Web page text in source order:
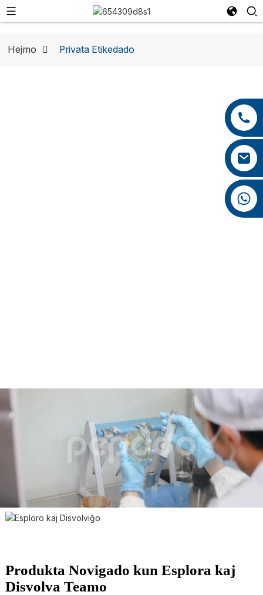
Hejmo Privata Etikedado
Produkta Novigado kun Esplora kaj
Disvolva Teamo